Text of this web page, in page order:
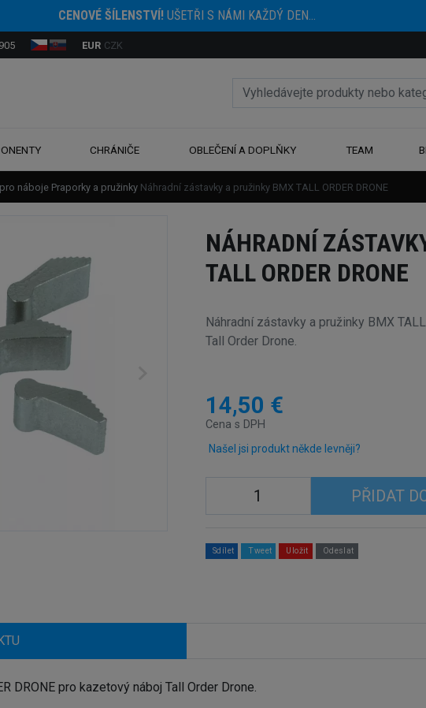
CENOVÉ ŠÍLENSTVÍ!UŠETŘI S NÁMI KAŽDÝ DEN...
EUR CZK
CHRÁNIČE OBLEČENÍ A DOPLŇKY TEAM
náboje Praporky a pružinky Náhradní zástavky a pružinky BMX TALL ORDER DRONE
NÁHRADNÍ
TALL ORDER DRONE
Náhradní zástavky a pružinky BMX
Tall Order Drone.
14,50 €
Cena s DPH
Našel jsi produkt někde levněji?
PŘIDAT
Sdílet Tweet Uložit Odeslat
DRONE pro kazetový náboj Tall Order Drone.